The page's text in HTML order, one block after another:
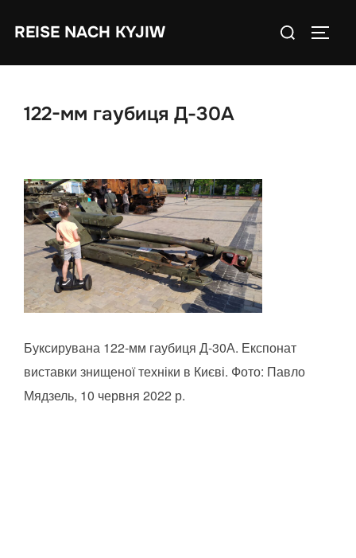
REISE NACH KYJIW
Search
122-мм гаубиця Д-30А
Буксирувана 122-мм гаубиця Д-30А. Експонат
виставки знищеної техніки в Києві. Фото: Павло
Мядзель, 10 червня 2022 р.